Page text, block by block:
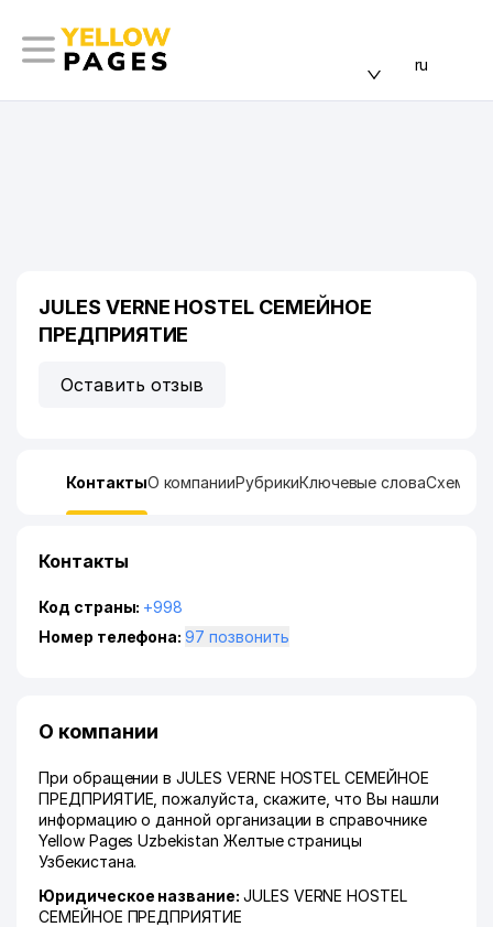
ru
JULES VERNE HOSTEL СЕМЕЙНОЕ
ПРЕДПРИЯТИЕ
Оставить отзыв
КонтактыО компанииРубрикиКлючевые словаСхема
Контакты
Код страны: +998
Номер телефона:
97 позвонить
О компании
При обращении в JULES VERNE HOSTEL СЕМЕЙНОЕ
ПРЕДПРИЯТИЕ, пожалуйста, скажите, что Вы нашли
информацию о данной организации в справочнике
Yellow Pages Uzbekistan Желтые страницы
Узбекистана.
Юридическое название: JULES VERNE HOSTEL
СЕМЕЙНОЕ ПРЕДПРИЯТИЕ